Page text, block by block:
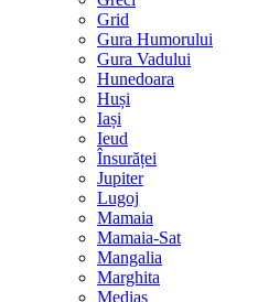
Grid
Gura Humorului
Gura Vadului
Hunedoara
Huși
Iași
Ieud
Însurăței
Jupiter
Lugoj
Mamaia
Mamaia-Sat
Mangalia
Marghita
Mediaș